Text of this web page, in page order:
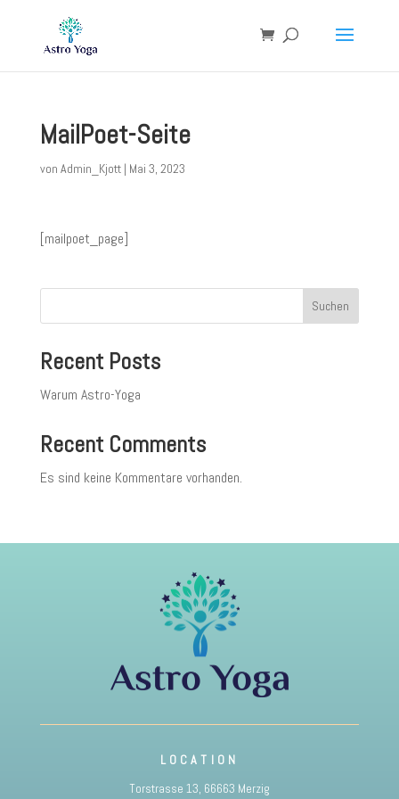
MailPoet-Seite
von Admin_Kjott| Mai 3, 2023
[mailpoet_page]
Suchen
Recent Posts
Warum Astro-Yoga
Recent Comments
Es sind keine Kommentare vorhanden.
LOCATION
Torstrasse 13, 66663 Merzig